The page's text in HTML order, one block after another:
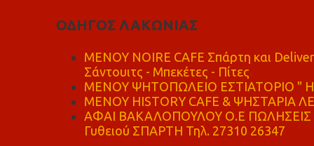
ΟΔΗΓΟΣ ΛΑΚΩΝΙΑΣ
MENOY NOIRE CAFE Σπάρτη και
Σάντουιτς - Μπεκέτες - Πίτες
ΜΕΝΟΥ ΨΗΤΟΠΩΛΕΙΟ ΕΣΤΙΑΤΟΡΙΟ "
ΜΕΝΟΥ HISTORY CAFE & ΨΗΣΤΑΡΙΑ
ΑΦΑΙ ΒΑΚΑΛΟΠΟΥΛΟΥ Ο.Ε ΠΩΛΗΣΕΙΣ
Γυθειού ΣΠΑΡΤΗ Τηλ. 27310 26347